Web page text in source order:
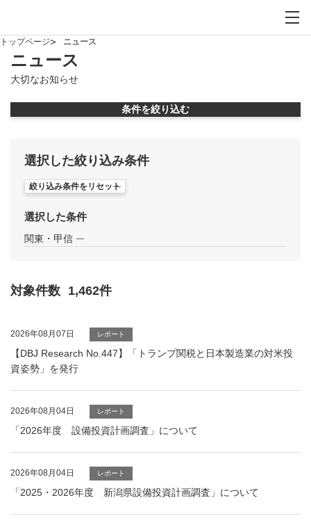
トップページ ニュース
ニュース
大切なお知らせ
条件を絞り込むモーダルウィンドウを開きます
選択した絞り込み条件
絞り込み条件をリセット
選択した条件
関東・甲信
対象件数 1,462件
2026年08月07日 レポート
【DBJ Research No.447】「トランプ関税と日本製造業の対米投
資姿勢」を発行
2026年08月04日 レポート
「2026年度 設備投資計画調査」について
2026年08月04日 レポート
「2025・2026年度 新潟県設備投資計画調査」について